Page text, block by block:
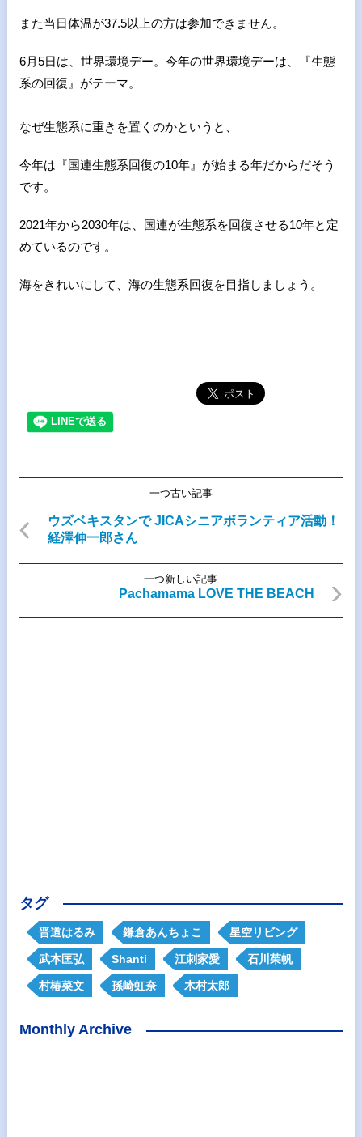
また当日体温が37.5以上の方は参加できません。
6月5日は、世界環境デー。 今年の世界環境デーは、『生態
系の回復』がテーマ。
なぜ生態系に重きを置くのかというと、
今年は『国連生態系回復の10年』が始まる年だからだそう
です。
2021年から2030年は、国連が生態系を回復させる10年と定
めているのです。
海をきれいにして、海の生態系回復を目指しましょう。
一つ古い記事
ウズベキスタンで JICAシニアボランティア活動！
経澤伸一郎さん
一つ新しい記事
Pachamama LOVE THE BEACH
タグ
晋道はるみ 鎌倉あんちょこ 星空リビング
武本匡弘 Shanti 江刺家愛 石川茱帆
村椿菜文 孫崎虹奈 木村太郎
Monthly Archive